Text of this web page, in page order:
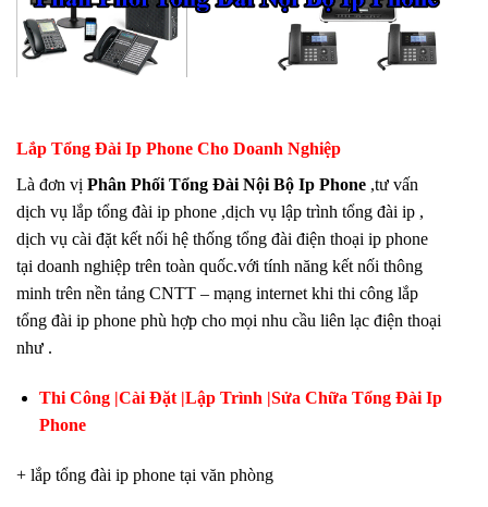
Lắp Tổng Đài Ip Phone Cho Doanh Nghiệp
Là đơn vị Phân Phối Tổng Đài Nội Bộ Ip Phone ,tư vấn
dịch vụ lắp tổng đài ip phone ,dịch vụ lập trình tổng đài ip ,
dịch vụ cài đặt kết nối hệ thống tổng đài điện thoại ip phone
tại doanh nghiệp trên toàn quốc.với tính năng kết nối thông
minh trên nền tảng CNTT – mạng internet khi thi công lắp
tổng đài ip phone phù hợp cho mọi nhu cầu liên lạc điện thoại
như .
Thi Công |Cài Đặt |Lập Trình |Sửa Chữa Tổng Đài Ip
Phone
+ lắp tổng đài ip phone tại văn phòng